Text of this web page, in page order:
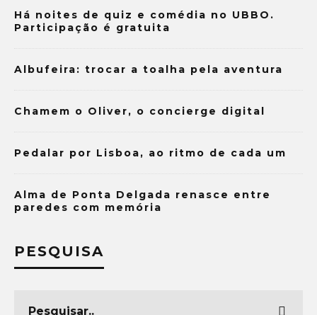
Há noites de quiz e comédia no UBBO.
Participação é gratuita
Albufeira: trocar a toalha pela aventura
Chamem o Oliver, o concierge digital
Pedalar por Lisboa, ao ritmo de cada um
Alma de Ponta Delgada renasce entre
paredes com memória
PESQUISA